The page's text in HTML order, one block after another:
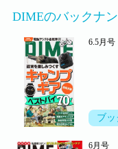
DIMEのバックナ
6.5月号
ブ
6月号